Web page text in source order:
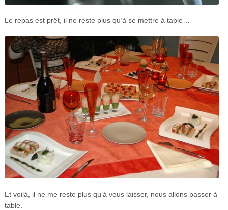
Le repas est prêt, il ne reste plus qu’à se mettre à table…
Et voilà, il ne me reste plus qu’à vous laisser, nous allons passer à
table.